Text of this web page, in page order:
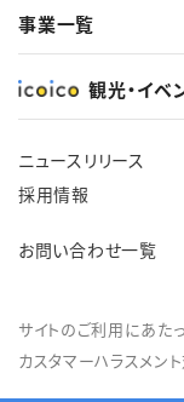
事業一覧
観光・イベ
ニュースリリース
採用情報
お問い合わせ一覧
サイトのご利用にあた
カスタマーハラスメン